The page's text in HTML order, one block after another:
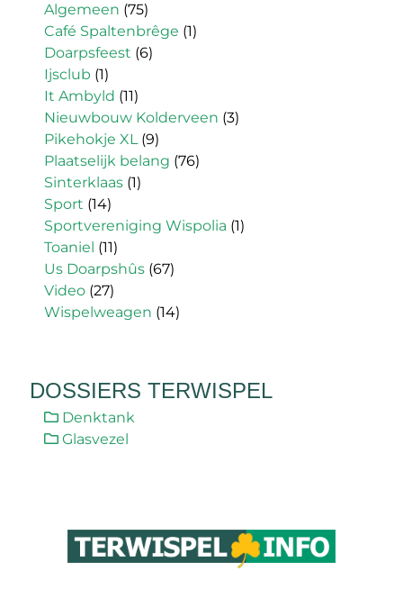
Algemeen (75)
Café Spaltenbrêge (1)
Doarpsfeest (6)
Ijsclub (1)
It Ambyld (11)
Nieuwbouw Kolderveen (3)
Pikehokje XL(9)
Plaatselijk belang (76)
Sinterklaas (1)
Sport (14)
Sportvereniging Wispolia (1)
Toaniel (11)
Us Doarpshûs (67)
Video (27)
Wispelweagen (14)
DOSSIERS TERWISPEL
Denktank
Glasvezel